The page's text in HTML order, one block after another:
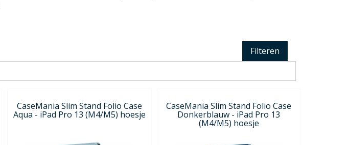
Filteren
CaseMania Slim Stand Folio Case
Aqua - iPad Pro 13 (M4/M5) hoesje
CaseMania Slim Stand Folio Case
Donkerblauw - iPad Pro 13
(M4/M5) hoesje